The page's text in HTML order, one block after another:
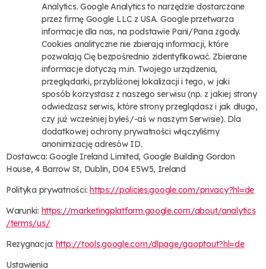
Analytics. Google Analytics to narzędzie dostarczane
przez firmę Google LLC z USA. Google przetwarza
informacje dla nas, na podstawie Pani/Pana zgody.
Cookies analityczne nie zbierają informacji, które
pozwalają Cię bezpośrednio zidentyfikować. Zbierane
informacje dotyczą m.in. Twojego urządzenia,
przeglądarki, przybliżonej lokalizacji i tego, w jaki
sposób korzystasz z naszego serwisu (np. z jakiej strony
odwiedzasz serwis, które strony przeglądasz i jak długo,
czy już wcześniej byłeś/-aś w naszym Serwisie). Dla
dodatkowej ochrony prywatności włączyliśmy
anonimizację adresów ID.
Dostawca: Google Ireland Limited, Google Building Gordon
House, 4 Barrow St, Dublin, D04 E5W5, Ireland
Polityka prywatności:https://policies.google.com/privacy?hl=de
Warunki: https://marketingplatform.google.com/about/analytics
/terms/us/
Rezygnacja: http://tools.google.com/dlpage/gaoptout?hl=de
Ustawienia